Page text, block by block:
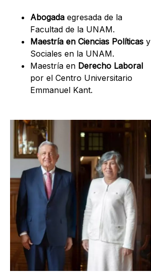
Abogada egresada de la
Facultad de la UNAM.
Maestría en Ciencias Políticas y
Sociales en la UNAM.
Maestría en Derecho Laboral
por el Centro Universitario
Emmanuel Kant.